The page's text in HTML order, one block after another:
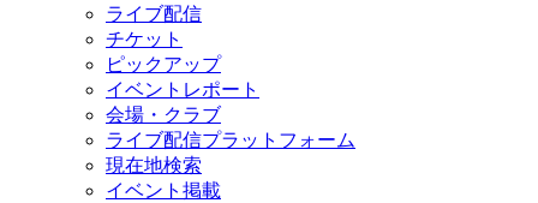
ライブ配信
チケット
ピックアップ
イベントレポート
会場・クラブ
ライブ配信プラットフォーム
現在地検索
イベント掲載